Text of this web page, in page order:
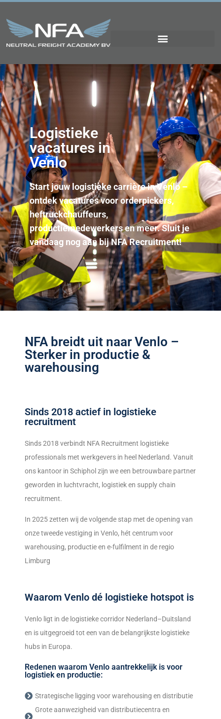
Logistieke
vacatures in
Venlo
Start jouw logistieke carrière in Venlo –
ontdek vacatures voor orderpickers,
heftruckchauffeurs,
productiemedewerkers en meer. Sluit je
vandaag nog aan bij NFA Recruitment!
NFA breidt uit naar Venlo –
Sterker in productie &
warehousing
Sinds 2018 actief in logistieke
recruitment
Sinds 2018 verbindt NFA Recruitment logistieke
professionals met werkgevers in heel Nederland. Vanuit
ons kantoor in Schiphol zijn we een betrouwbare partner
geworden in luchtvracht, logistiek en supply chain
recruitment.
In 2025 zetten wij de volgende stap met de opening van
onze tweede vestiging in Venlo, hét centrum voor
warehousing, productie en e-fulfilment in de regio
Limburg
Waarom Venlo dé logistieke hotspot is
Venlo ligt in de logistieke corridor Nederland–Duitsland
en is uitgegroeid tot een van de belangrijkste logistieke
hubs in Europa.
Redenen waarom Venlo aantrekkelijk is voor
logistiek en productie:
Strategische ligging voor warehousing en distributie
Grote aanwezigheid van distributiecentra en